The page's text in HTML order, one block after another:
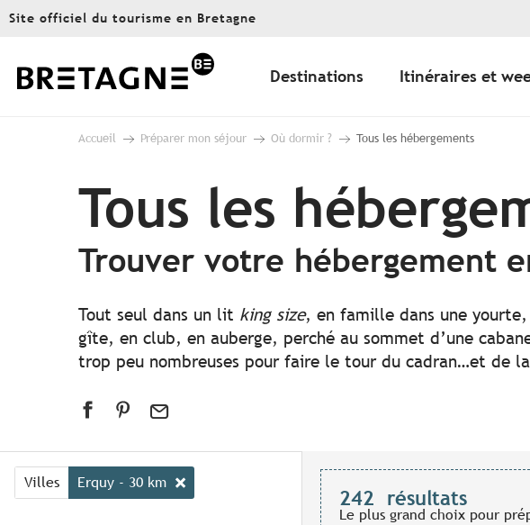
Aller
principal
Site officiel du tourisme en Bretagne
Destinations Itinéraires et
Accueil Préparer mon séjour Où dormir ? Tous les hébergements
Tous les
Trouver votre hébergement
Tout seul dans un lit king size, en famille dans une
gîte, en club, en auberge, perché au sommet d’une
trop peu nombreuses pour faire le tour du cadran…et de
Villes Erquy - 30 km
242 résultats
Le plus grand choix pour